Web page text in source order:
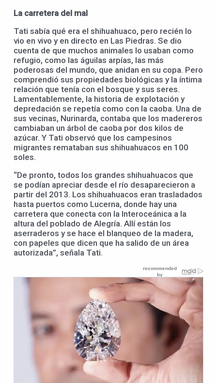
La carretera del mal
Tati sabía qué era el shihuahuaco, pero recién lo
vio en vivo y en directo en Las Piedras. Se dio
cuenta de que muchos animales lo usaban como
refugio, como las águilas arpías, las más
poderosas del mundo, que anidan en su copa. Pero
comprendió sus propiedades biológicas y la íntima
relación que tenía con el bosque y sus seres.
Lamentablemente, la historia de explotación y
depredación se repetía como con la caoba. Una de
sus vecinas, Nurinarda, contaba que los madereros
cambiaban un árbol de caoba por dos kilos de
azúcar. Y Tati observó que los campesinos
migrantes remataban sus shihuahuacos en 100
soles.
“De pronto, todos los grandes shihuahuacos que
se podían apreciar desde el río desaparecieron a
partir del 2013. Los shihuahuacos eran trasladados
hasta puertos como Lucerna, donde hay una
carretera que conecta con la Interoceánica a la
altura del poblado de Alegría. Allí están los
aserraderos y se hace el blanqueo de la madera,
con papeles que dicen que ha salido de un área
autorizada”, señala Tati.